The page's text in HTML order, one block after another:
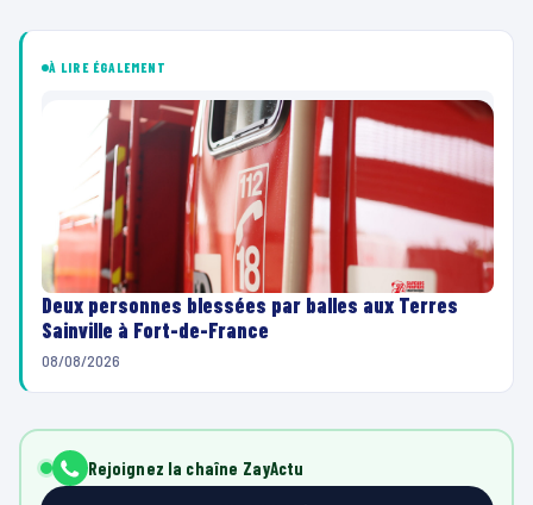
À LIRE ÉGALEMENT
Deux personnes blessées par balles aux Terres
Sainville à Fort-de-France
08/08/2026
Rejoignez la chaîne ZayActu